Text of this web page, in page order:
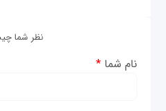
نظر شما
نام شما*